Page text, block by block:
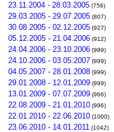
23.11.2004 - 28.03.2005 (756)
29.03.2005 - 29.07.2005 (807)
30.08.2005 - 02.12.2005 (927)
05.12.2005 - 21.04.2006 (912)
24.04.2006 - 23.10.2006 (999)
24.10.2006 - 03.05.2007 (999)
04.05.2007 - 28.01.2008 (999)
29.01.2008 - 12.01.2009 (999)
13.01.2009 - 07.07.2009 (966)
22.08.2009 - 21.01.2010 (996)
22.01.2010 - 22.06.2010 (1000)
23.06.2010 - 14.01.2011 (1042)